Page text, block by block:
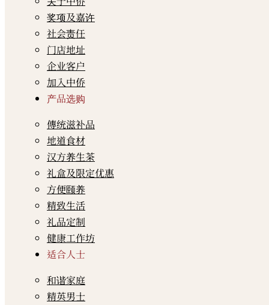
奖项及嘉许
社会责任
门店地址
企业客户
加入中侨
产品选购
傳统滋补品
地道食材
汉方养生茶
礼盒及限定优惠
方便颐养
精致生活
礼品定制
健康工作坊
适合人士
和谐家庭
精英男士